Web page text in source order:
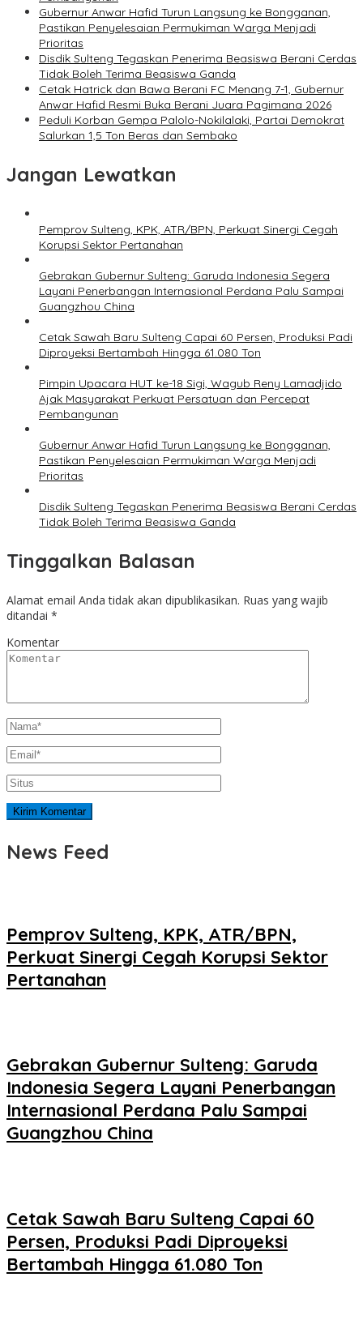
Gubernur Anwar Hafid Turun Langsung ke Bongganan,
Pastikan Penyelesaian Permukiman Warga Menjadi
Prioritas
Disdik Sulteng Tegaskan Penerima Beasiswa Berani Cerdas
Tidak Boleh Terima Beasiswa Ganda
Cetak Hatrick dan Bawa Berani FC Menang 7-1, Gubernur
Anwar Hafid Resmi Buka Berani Juara Pagimana 2026
Peduli Korban Gempa Palolo-Nokilalaki, Partai Demokrat
Salurkan 1,5 Ton Beras dan Sembako
Jangan Lewatkan
Pemprov Sulteng, KPK, ATR/BPN, Perkuat Sinergi Cegah
Korupsi Sektor Pertanahan
Gebrakan Gubernur Sulteng: Garuda Indonesia Segera
Layani Penerbangan Internasional Perdana Palu Sampai
Guangzhou China
Cetak Sawah Baru Sulteng Capai 60 Persen, Produksi Padi
Diproyeksi Bertambah Hingga 61.080 Ton
Pimpin Upacara HUT ke-18 Sigi, Wagub Reny Lamadjido
Ajak Masyarakat Perkuat Persatuan dan Percepat
Pembangunan
Gubernur Anwar Hafid Turun Langsung ke Bongganan,
Pastikan Penyelesaian Permukiman Warga Menjadi
Prioritas
Disdik Sulteng Tegaskan Penerima Beasiswa Berani Cerdas
Tidak Boleh Terima Beasiswa Ganda
Tinggalkan Balasan
Alamat email Anda tidak akan dipublikasikan. Ruas yang wajib
ditandai *
Komentar
News Feed
Pemprov Sulteng, KPK, ATR/BPN,
Perkuat Sinergi Cegah Korupsi Sektor
Pertanahan
Gebrakan Gubernur Sulteng: Garuda
Indonesia Segera Layani Penerbangan
Internasional Perdana Palu Sampai
Guangzhou China
Cetak Sawah Baru Sulteng Capai 60
Persen, Produksi Padi Diproyeksi
Bertambah Hingga 61.080 Ton